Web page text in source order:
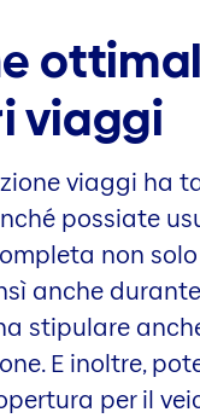
viaggi
viaggi ha
possiate
non
anche
stipulare
E inoltre,
per il